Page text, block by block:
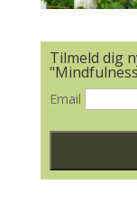
Tilmeld dig
Email